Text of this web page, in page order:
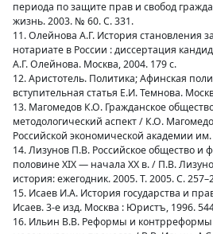
периода по защите прав и свобод
жизнь. 2003. № 60. С. 331.
11. Олейнова А.Г. История становления
нотариате в России : диссертация
А.Г. Олейнова. Москва, 2004. 179 с.
12. Аристотель. Политика; Афинская
вступительная статья Е.И. Темнова.
13. Магомедов К.О. Гражданское
методологический аспект / К.О.
Российской экономической академии
14. Лизунов П.В. Российское общество и
половине XIX — начала XX в. / П.В.
история: ежегодник. 2005. Т. 2005. С.
15. Исаев И.А. История государства и
Исаев. 3-е изд. Москва : Юристъ, 1996.
16. Ильин В.В. Реформы и контрреформы